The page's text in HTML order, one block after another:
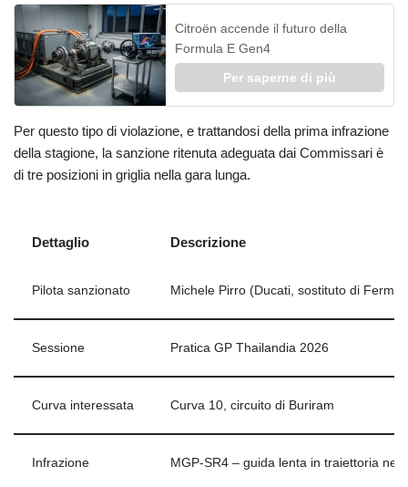
Citroën accende il futuro della
Formula E Gen4
Per saperne di più
Per questo tipo di violazione, e trattandosi della prima infrazione
della stagione, la sanzione ritenuta adeguata dai Commissari è
di tre posizioni in griglia nella gara lunga.
Dettaglio Descrizione
Pilota sanzionato Michele Pirro (Ducati, sostituto di
Sessione Pratica GP Thailandia 2026
Curva interessata Curva 10, circuito di Buriram
Infrazione MGP-SR4 – guida lenta in traiettoria